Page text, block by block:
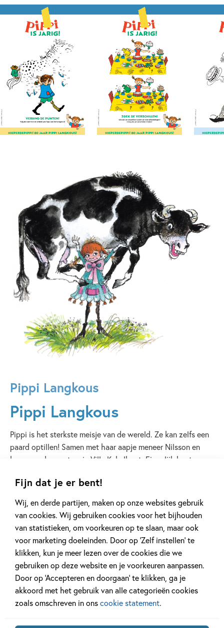
Fijn dat je er bent!
Wij, en derde partijen, maken op onze websites gebruik
van cookies. Wij gebruiken cookies voor het bijhouden
van statistieken, om voorkeuren op te slaan, maar ook
voor marketing doeleinden. Door op ‘Zelf instellen’ te
klikken, kun je meer lezen over de cookies die we
gebruiken op deze website en je voorkeuren aanpassen.
Door op ‘Accepteren en doorgaan’ te klikken, ga je
akkoord met het gebruik van alle categorieën cookies
zoals omschreven in onscookie statement.
Pippi Langkous
Pippi Langkous
Pippi is het sterkste meisje van de wereld. Ze kan zelfs een
paard optillen! Samen met haar aapje meneer Nilsson en
haar paard woont ze in Villa Kakelbont. Eigenlijk heet ze
Efraïmsdochter Langkous, maar dat kan geen mens
onthouden. Of je moet heel goed oefenen… Pippi’s moeder
is in de hemel, en haar vader is zeekapitein. Af en toe komt
hij Pippi opzoeken, en dan is het groot feest! Zonder ouders
die op haar letten en met een koffer vol geld kan ze de
gekste dingen doen en ze beleeft dan ook vele avonturen
met haar buurvriendjes Tommy en Annika. Het eerste boek
over Pippi Langkous verscheen in 1945. De boeken over
Pippi zijn in ruim 50 talen vertaald. Er zijn films over Pippi,
musicals over Pippi en toneelstukken over Pippi. Als je het